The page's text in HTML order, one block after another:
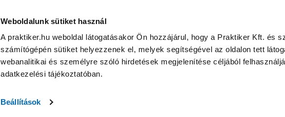
Weboldalunk sütiket használ
A praktiker.hu weboldal látogatásakor Ön hozzájárul, hogy a Praktiker Kft. és
számítógépén sütiket helyezzenek el, melyek segítségével az oldalon tett
webanalitikai és személyre szóló hirdetések megjelenítése céljából
adatkezelési tájékoztatóban.
Beállítások